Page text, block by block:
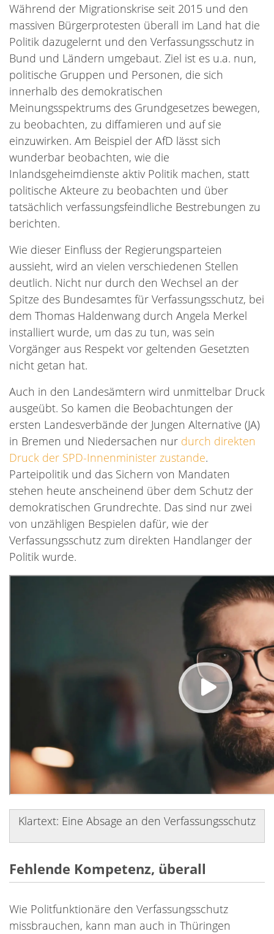
Während der Migrationskrise seit 2015 und den
massiven Bürgerprotesten überall im Land hat die
Politik dazugelernt und den Verfassungsschutz in
Bund und Ländern umgebaut. Ziel ist es u.a. nun,
politische Gruppen und Personen, die sich
innerhalb des demokratischen
Meinungsspektrums des Grundgesetzes bewegen,
zu beobachten, zu diffamieren und auf sie
einzuwirken. Am Beispiel der AfD lässt sich
wunderbar beobachten, wie die
Inlandsgeheimdienste aktiv Politik machen, statt
politische Akteure zu beobachten und über
tatsächlich verfassungsfeindliche Bestrebungen zu
berichten.
Wie dieser Einfluss der Regierungsparteien
aussieht, wird an vielen verschiedenen Stellen
deutlich. Nicht nur durch den Wechsel an der
Spitze des Bundesamtes für Verfassungsschutz, bei
dem Thomas Haldenwang durch Angela Merkel
installiert wurde, um das zu tun, was sein
Vorgänger aus Respekt vor geltenden Gesetzten
nicht getan hat.
Auch in den Landesämtern wird unmittelbar Druck
ausgeübt. So kamen die Beobachtungen der
ersten Landesverbände der Jungen Alternative (JA)
in Bremen und Niedersachen nur durch direkten
Druck der SPD-Innenminister zustande.
Parteipolitik und das Sichern von Mandaten
stehen heute anscheinend über dem Schutz der
demokratischen Grundrechte. Das sind nur zwei
von unzähligen Bespielen dafür, wie der
Verfassungsschutz zum direkten Handlanger der
Politik wurde.
Klartext: Eine Absage an den Verfassungsschutz
Fehlende Kompetenz, überall
Wie Politfunktionäre den Verfassungsschutz
missbrauchen, kann man auch in Thüringen